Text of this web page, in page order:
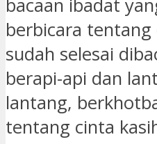
bacaan ibadat
berbicara
sudah selesai
berapi-api dan
lantang,
tentang cinta